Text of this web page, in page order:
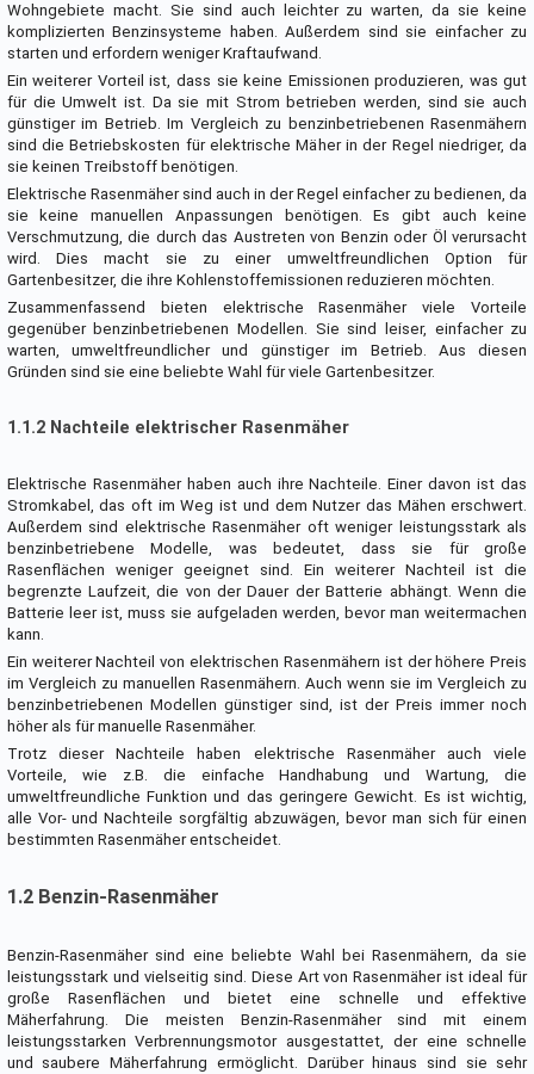
Wohngebiete macht. Sie sind auch leichter zu warten, da sie keine
komplizierten Benzinsysteme haben. Außerdem sind sie einfacher zu
starten und erfordern weniger Kraftaufwand.
Ein weiterer Vorteil ist, dass sie keine Emissionen produzieren, was gut
für die Umwelt ist. Da sie mit Strom betrieben werden, sind sie auch
günstiger im Betrieb. Im Vergleich zu benzinbetriebenen Rasenmähern
sind die Betriebskosten für elektrische Mäher in der Regel niedriger, da
sie keinen Treibstoff benötigen.
Elektrische Rasenmäher sind auch in der Regel einfacher zu bedienen, da
sie keine manuellen Anpassungen benötigen. Es gibt auch keine
Verschmutzung, die durch das Austreten von Benzin oder Öl verursacht
wird. Dies macht sie zu einer umweltfreundlichen Option für
Gartenbesitzer, die ihre Kohlenstoffemissionen reduzieren möchten.
Zusammenfassend bieten elektrische Rasenmäher viele Vorteile
gegenüber benzinbetriebenen Modellen. Sie sind leiser, einfacher zu
warten, umweltfreundlicher und günstiger im Betrieb. Aus diesen
Gründen sind sie eine beliebte Wahl für viele Gartenbesitzer.
1.1.2 Nachteile elektrischer Rasenmäher
Elektrische Rasenmäher haben auch ihre Nachteile. Einer davon ist das
Stromkabel, das oft im Weg ist und dem Nutzer das Mähen erschwert.
Außerdem sind elektrische Rasenmäher oft weniger leistungsstark als
benzinbetriebene Modelle, was bedeutet, dass sie für große
Rasenflächen weniger geeignet sind. Ein weiterer Nachteil ist die
begrenzte Laufzeit, die von der Dauer der Batterie abhängt. Wenn die
Batterie leer ist, muss sie aufgeladen werden, bevor man weitermachen
kann.
Ein weiterer Nachteil von elektrischen Rasenmähern ist der höhere Preis
im Vergleich zu manuellen Rasenmähern. Auch wenn sie im Vergleich zu
benzinbetriebenen Modellen günstiger sind, ist der Preis immer noch
höher als für manuelle Rasenmäher.
Trotz dieser Nachteile haben elektrische Rasenmäher auch viele
Vorteile, wie z.B. die einfache Handhabung und Wartung, die
umweltfreundliche Funktion und das geringere Gewicht. Es ist wichtig,
alle Vor- und Nachteile sorgfältig abzuwägen, bevor man sich für einen
bestimmten Rasenmäher entscheidet.
1.2 Benzin-Rasenmäher
Benzin-Rasenmäher sind eine beliebte Wahl bei Rasenmähern, da sie
leistungsstark und vielseitig sind. Diese Art von Rasenmäher ist ideal für
große Rasenflächen und bietet eine schnelle und effektive
Mäherfahrung. Die meisten Benzin-Rasenmäher sind mit einem
leistungsstarken Verbrennungsmotor ausgestattet, der eine schnelle
und saubere Mäherfahrung ermöglicht. Darüber hinaus sind sie sehr